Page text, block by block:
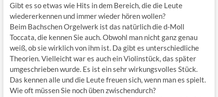
Gibt es so etwas wie Hits in dem Bereich, die die Leute
wiedererkennen und immer wieder hören wollen?
Beim Bachschen Orgelwerk ist das natürlich die d-Moll
Toccata, die kennen Sie auch. Obwohl man nicht ganz genau
weiß, ob sie wirklich von ihm ist. Da gibt es unterschiedliche
Theorien. Vielleicht war es auch ein Violinstück, das später
umgeschrieben wurde. Es ist ein sehr wirkungsvolles Stück.
Das kennen alle und die Leute freuen sich, wenn man es spielt.
Wie oft müssen Sie noch üben zwischendurch?